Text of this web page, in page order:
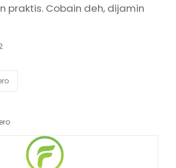
praktis. Cobain deh, dijamin